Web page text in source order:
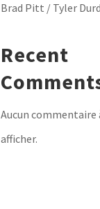
Brad Pitt / Tyler
Recent
Aucun commentaire
afficher.